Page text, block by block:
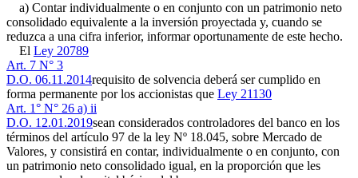
a) Contar individualmente o en conjunto con un patrimonio neto
consolidado equivalente a la inversión proyectada y, cuando se
reduzca a una cifra inferior, informar oportunamente de este hecho.
El Ley 20789
Art. 7 N° 3
D.O. 06.11.2014requisito de solvencia deberá ser cumplido en
forma permanente por los accionistas que Ley 21130
Art. 1° N° 26 a) ii
D.O. 12.01.2019sean considerados controladores del banco en los
términos del artículo 97 de la ley Nº 18.045, sobre Mercado de
Valores, y consistirá en contar, individualmente o en conjunto, con
un patrimonio neto consolidado igual, en la proporción que les